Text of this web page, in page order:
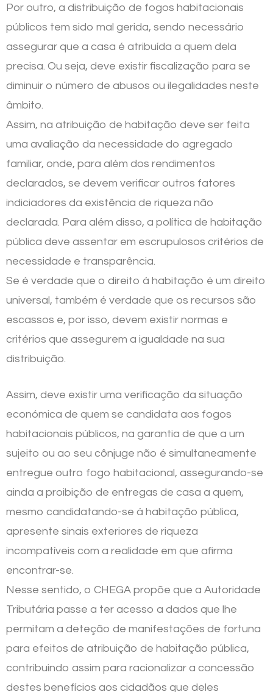
Por outro, a distribuição de fogos habitacionais
públicos tem sido mal gerida, sendo necessário
assegurar que a casa é atribuída a quem dela
precisa. Ou seja, deve existir fiscalização para se
diminuir o número de abusos ou ilegalidades neste
âmbito.
Assim, na atribuição de habitação deve ser feita
uma avaliação da necessidade do agregado
familiar, onde, para além dos rendimentos
declarados, se devem verificar outros fatores
indiciadores da existência de riqueza não
declarada. Para além disso, a política de habitação
pública deve assentar em escrupulosos critérios de
necessidade e transparência.
Se é verdade que o direito à habitação é um direito
universal, também é verdade que os recursos são
escassos e, por isso, devem existir normas e
critérios que assegurem a igualdade na sua
distribuição.
Assim, deve existir uma verificação da situação
económica de quem se candidata aos fogos
habitacionais públicos, na garantia de que a um
sujeito ou ao seu cônjuge não é simultaneamente
entregue outro fogo habitacional, assegurando-se
ainda a proibição de entregas de casa a quem,
mesmo candidatando-se à habitação pública,
apresente sinais exteriores de riqueza
incompatíveis com a realidade em que afirma
encontrar-se.
Nesse sentido, o CHEGA propõe que a Autoridade
Tributária passe a ter acesso a dados que lhe
permitam a deteção de manifestações de fortuna
para efeitos de atribuição de habitação pública,
contribuindo assim para racionalizar a concessão
destes benefícios aos cidadãos que deles